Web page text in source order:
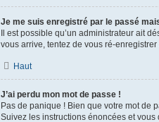
Je me suis enregistré par le passé
Il est possible qu’un administrateur ait
vous arrive, tentez de vous ré-
Haut
J’ai perdu mon mot de passe !
Pas de panique ! Bien que votre mot de
Suivez les instructions énoncées et